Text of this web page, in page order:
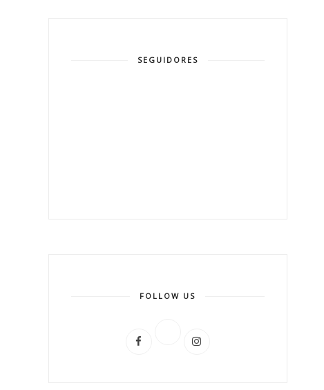
SEGUIDORES
FOLLOW US